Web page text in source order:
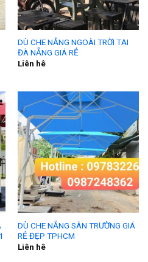
DÙ CHE NẮNG NGOÀI TRỜI TẠI
ĐÀ NẴNG GIÁ RẺ
Liên hê
DÙ CHE NẮNG SÂN TRƯỜNG GIÁ
RẺ ĐẸP TPHCM
Liên hê